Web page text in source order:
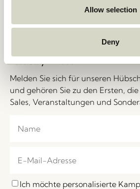
Allow selection
Deny
Impressum
Melden Sie sich für unseren
und gehören Sie zu den Ersten,
Sales, Veranstaltungen und
Ich möchte personalisierte